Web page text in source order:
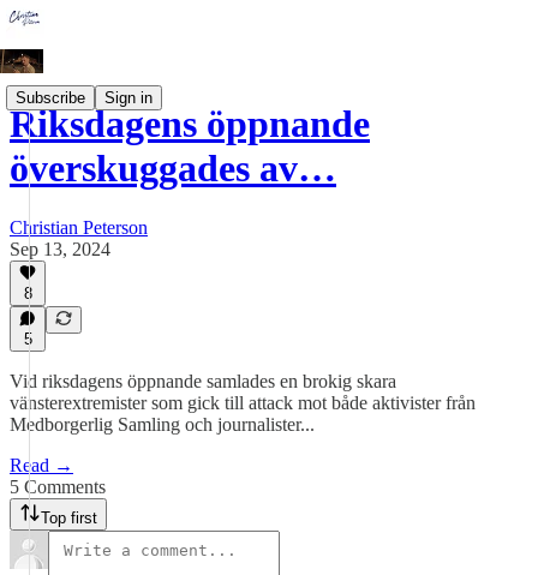
Subscribe Sign in
Riksdagens öppnande
överskuggades av…
Christian Peterson
Sep 13, 2024
8
5
Vid riksdagens öppnande samlades en brokig skara
vänsterextremister som gick till attack mot både aktivister från
Medborgerlig Samling och journalister...
Read →
5 Comments
Top first